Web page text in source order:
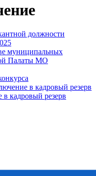
должности
муниципальных
Палаты МО
в кадровый резерв
кадровый резерв